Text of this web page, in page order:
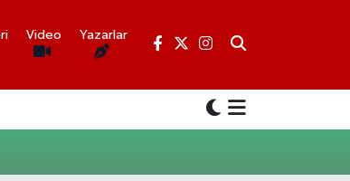
Video Yazarlar